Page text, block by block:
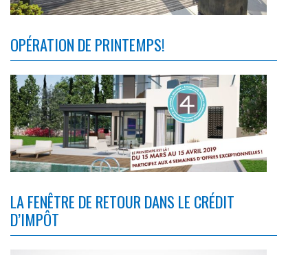
OPÉRATION DE PRINTEMPS!
LA FENÊTRE DE RETOUR DANS LE CRÉDIT
D’IMPÔT